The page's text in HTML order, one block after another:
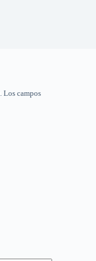
Los campos